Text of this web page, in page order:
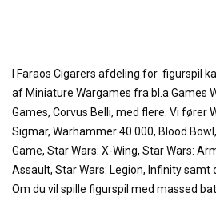
I Faraos Cigarers afdeling for figurspil
af Miniature Wargames fra bl.a Games
Games, Corvus Belli, med flere. Vi fører
Sigmar, Warhammer 40.000, Blood
Game, Star Wars: X-Wing, Star Wars:
Assault, Star Wars: Legion, Infinity samt
Om du vil spille figurspil med massed